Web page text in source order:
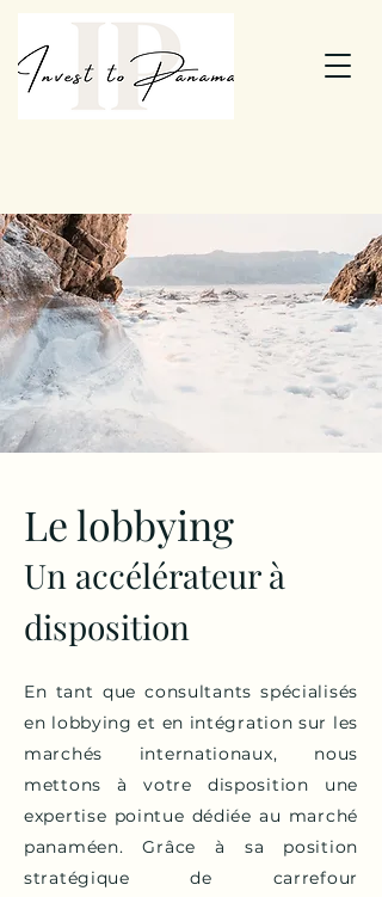
Le lobbying
Un accélérateur à
disposition
En tant que consultants spécialisés
en lobbying et en intégration sur les
marchés internationaux, nous
mettons à votre disposition une
expertise pointue dédiée au marché
panaméen. Grâce à sa position
stratégique de carrefour